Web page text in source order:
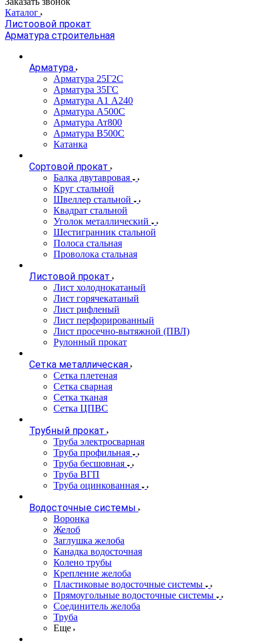
Каталог
Листоовой прокат
Арматура строительная
Арматура
Арматура 25Г2С
Арматура 35ГС
Арматура А1 А240
Арматура А500С
Арматура Ат800
Арматура В500С
Катанка
Сортовой прокат
Балка двутавровая
Круг стальной
Швеллер стальной
Квадрат стальной
Уголок металлический
Шестигранник стальной
Полоса стальная
Проволока стальная
Листовой прокат
Лист холоднокатаный
Лист горячекатаный
Лист рифленый
Лист перфорированный
Лист просечно-вытяжной (ПВЛ)
Рулонный прокат
Сетка металлическая
Сетка плетеная
Сетка сварная
Сетка тканая
Сетка ЦПВС
Трубный прокат
Труба электросварная
Труба профильная
Труба бесшовная
Труба ВГП
Труба оцинкованная
Водосточные системы
Воронка
Желоб
Заглушка желоба
Канадка водосточная
Колено трубы
Крепление желоба
Пластиковые водосточные системы
Прямоугольные водосточные системы
Соединитель желоба
Труба
Еще